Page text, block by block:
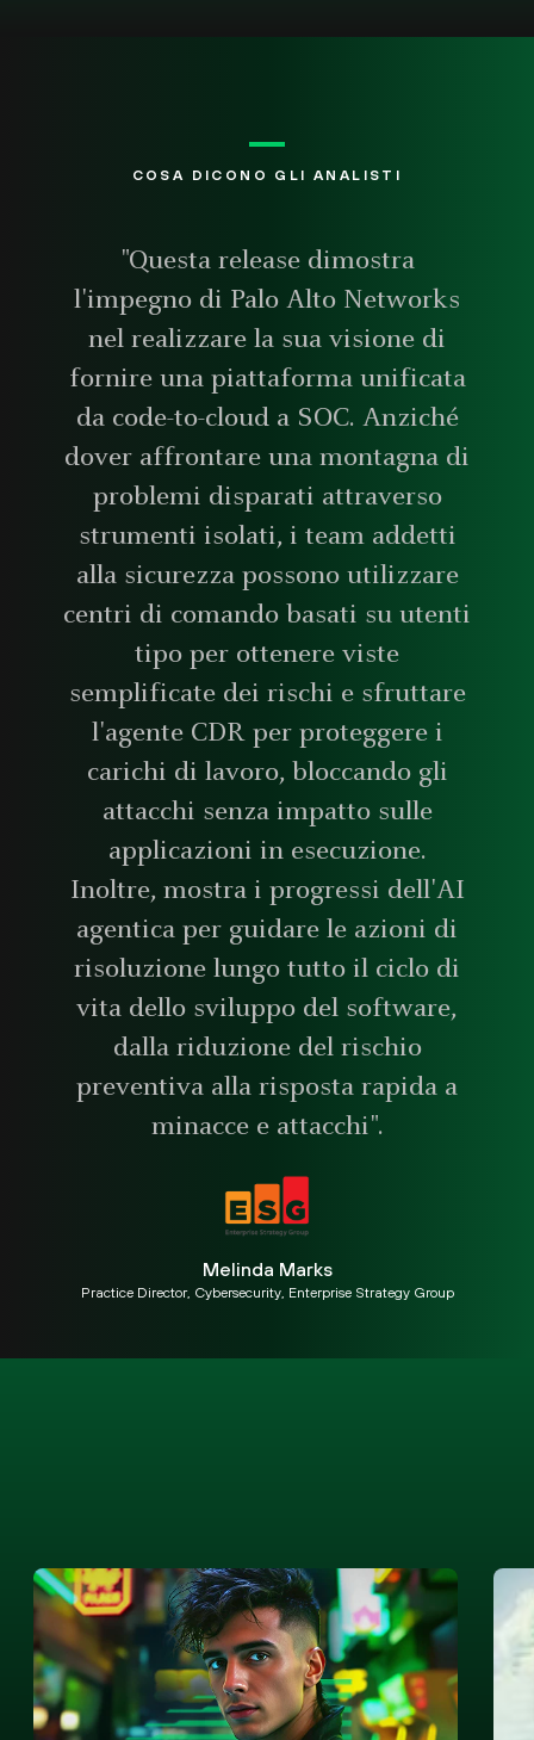
COSA DICONO GLI ANALISTI
"Questa release dimostra
l'impegno di Palo Alto Networks
nel realizzare la sua visione di
fornire una piattaforma unificata
da code-to-cloud a SOC. Anziché
dover affrontare una montagna di
problemi disparati attraverso
strumenti isolati, i team addetti
alla sicurezza possono utilizzare
centri di comando basati su utenti
tipo per ottenere viste
semplificate dei rischi e sfruttare
l'agente CDR per proteggere i
carichi di lavoro, bloccando gli
attacchi senza impatto sulle
applicazioni in esecuzione.
Inoltre, mostra i progressi dell'AI
agentica per guidare le azioni di
risoluzione lungo tutto il ciclo di
vita dello sviluppo del software,
dalla riduzione del rischio
preventiva alla risposta rapida a
minacce e attacchi".
Melinda Marks
Practice Director, Cybersecurity, Enterprise Strategy Group